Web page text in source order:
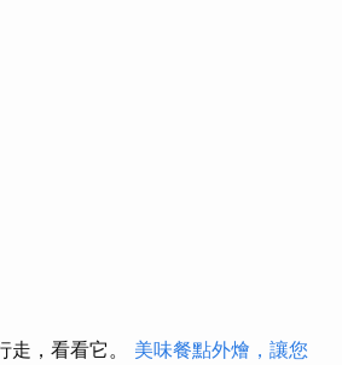
走，看看它。 美味餐點外燴，讓您